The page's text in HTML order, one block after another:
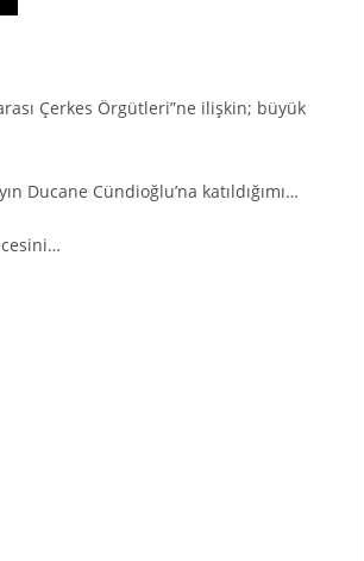
Çerkes Örgütleri”ne ilişkin; büyük
Ducane Cündioğlu’na katıldığımı…